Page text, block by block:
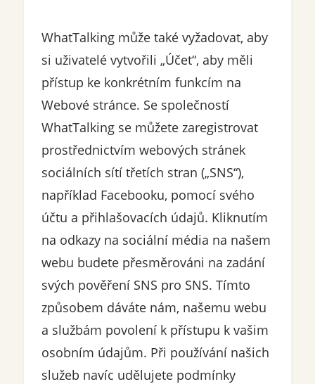
WhatTalking může také vyžadovat, aby
si uživatelé vytvořili „Účet“, aby měli
přístup ke konkrétním funkcím na
Webové stránce. Se společností
WhatTalking se můžete zaregistrovat
prostřednictvím webových stránek
sociálních sítí třetích stran („SNS“),
například Facebooku, pomocí svého
účtu a přihlašovacích údajů. Kliknutím
na odkazy na sociální média na našem
webu budete přesměrováni na zadání
svých pověření SNS pro SNS. Tímto
způsobem dáváte nám, našemu webu
a službám povolení k přístupu k vašim
osobním údajům. Při používání našich
služeb navíc udělujete podmínky